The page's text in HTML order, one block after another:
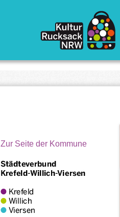
Zur Seite der Kommune